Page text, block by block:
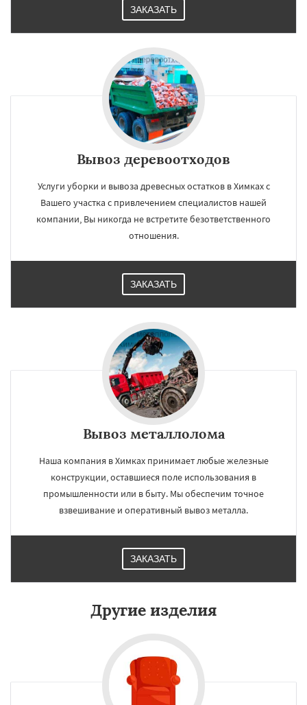
ЗАКАЗАТЬ
Вывоз деревоотходов
Услуги уборки и вывоза древесных остатков в Химках с
Вашего участка с привлечением специалистов нашей
компании, Вы никогда не встретите безответственного
отношения.
ЗАКАЗАТЬ
Вывоз металлолома
Наша компания в Химках принимает любые железные
конструкции, оставшиеся поле использования в
промышленности или в быту. Мы обеспечим точное
взвешивание и оперативный вывоз металла.
ЗАКАЗАТЬ
Другие изделия